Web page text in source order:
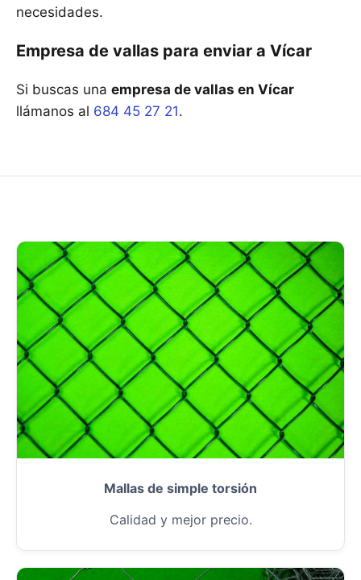
necesidades.
Empresa de vallas para enviar a Vícar
Si buscas una empresa de vallas en Vícar
llámanos al 684 45 27 21.
Mallas de simple torsión
Calidad y mejor precio.